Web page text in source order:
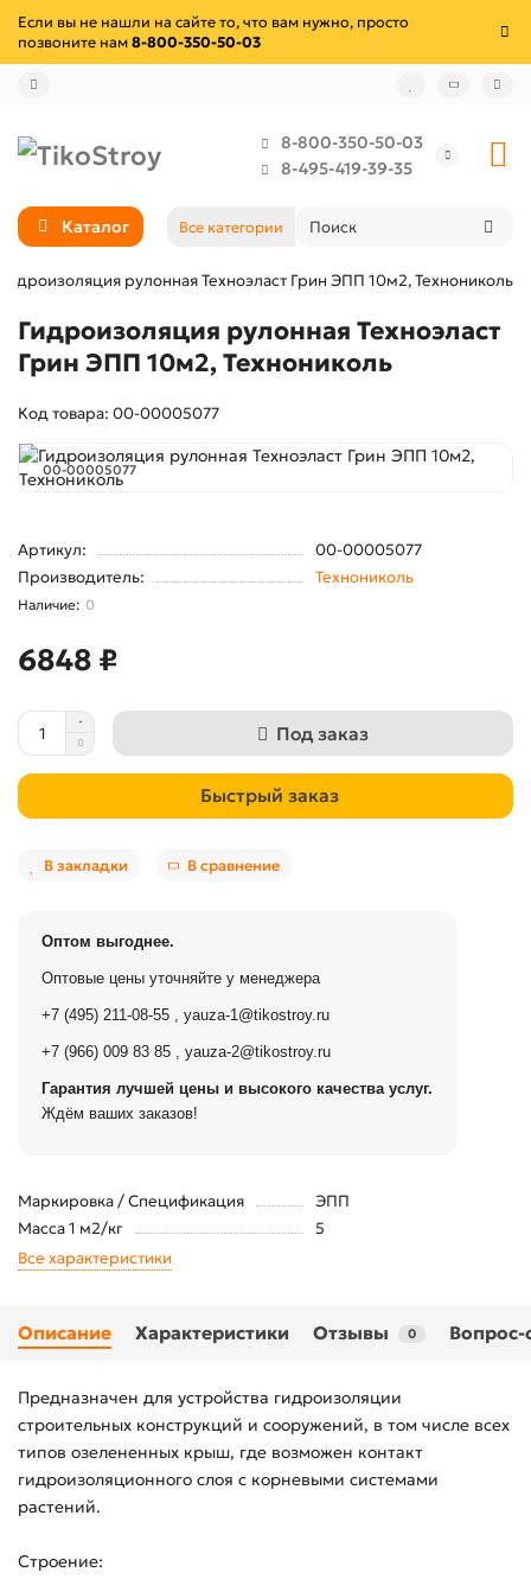
Если вы не нашли на сайте то, что вам нужно, просто
позвоните нам 8-800-350-50-03
8-800-350-50-03
8-495-419-39-35
Каталог Все категории
Гидроизоляция рулонная Техноэласт Грин ЭПП 10м2, Технониколь
Гидроизоляция рулонная Техноэласт
Грин ЭПП 10м2, Технониколь
Код товара: 00-00005077
00-00005077
Артикул:
00-00005077
Производитель:
Технониколь
0
6848 ₽
Под заказ
Быстрый заказ
В закладки В сравнение
Оптом выгоднее.
Оптовые цены уточняйте у менеджера
+7 (495) 211-08-55 , yauza-1@tikostroy.ru
+7 (966) 009 83 85 , yauza-2@tikostroy.ru
Гарантия лучшей цены и высокого качества услуг.
Ждём ваших заказов!
Маркировка / Спецификация
ЭПП
Масса 1 м2/кг
5
Все характеристики
Описание Характеристики Отзывы 0 Вопрос-
Предназначен для устройства гидроизоляции
строительных конструкций и сооружений, в том числе всех
типов озелененных крыш, где возможен контакт
гидроизоляционного слоя с корневыми системами
растений.
Строение: